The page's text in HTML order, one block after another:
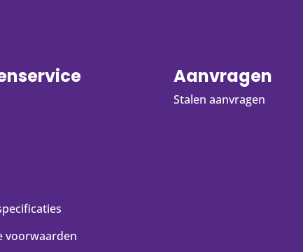
voorwaarden
Aanvragen
Stalen aanvragen